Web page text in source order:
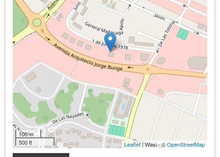
100 m
500 ft
Leaflet| Wasi - ©OpenStreetMap